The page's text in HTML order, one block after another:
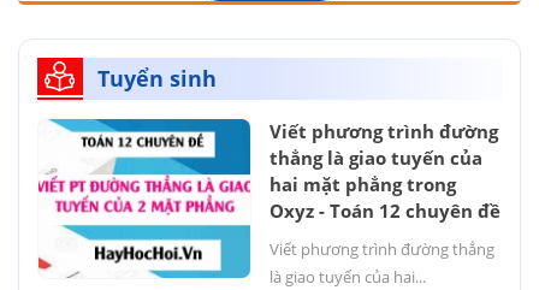
Tuyển sinh
Viết phương trình đường
thẳng là giao tuyến của
hai mặt phẳng trong
Oxyz - Toán 12 chuyên đề
Viết phương trình đường thẳng
là giao tuyến của hai...